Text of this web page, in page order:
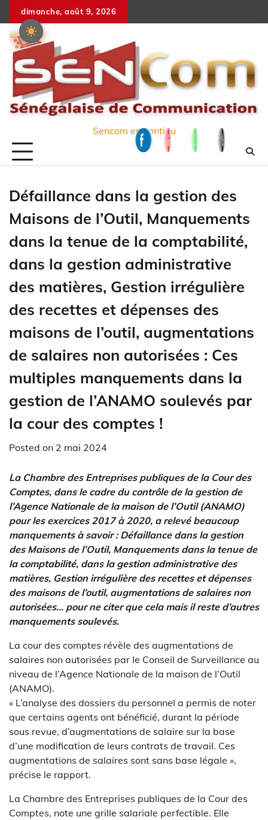
to
content
dimanche, août 9, 2026
Sencom en continu
Défaillance dans la gestion des
Maisons de l’Outil, Manquements
dans la tenue de la comptabilité,
dans la gestion administrative
des matières, Gestion irrégulière
des recettes et dépenses des
maisons de l’outil, augmentations
de salaires non autorisées : Ces
multiples manquements dans la
gestion de l’ANAMO soulevés par
la cour des comptes !
Posted on 2 mai 2024
La Chambre des Entreprises publiques de la Cour des
Comptes, dans le cadre du contrôle de la gestion de
l’Agence Nationale de la maison de l’Outil (ANAMO)
pour les exercices 2017 à 2020, a relevé beaucoup
manquements à savoir : Défaillance dans la gestion
des Maisons de l’Outil, Manquements dans la tenue de
la comptabilité, dans la gestion administrative des
matières, Gestion irrégulière des recettes et dépenses
des maisons de l’outil, augmentations de salaires non
autorisées… pour ne citer que cela mais il reste d’autres
manquements soulevés.
La cour des comptes révèle des augmentations de
salaires non autorisées par le Conseil de Surveillance au
niveau de l’Agence Nationale de la maison de l’Outil
(ANAMO).
« L’analyse des dossiers du personnel a permis de noter
que certains agents ont bénéficié, durant la période
sous revue, d’augmentations de salaire sur la base
d’une modification de leurs contrats de travail. Ces
augmentations de salaires sont sans base légale »,
précise le rapport.
La Chambre des Entreprises publiques de la Cour des
Comptes, note une grille salariale perfectible. Elle